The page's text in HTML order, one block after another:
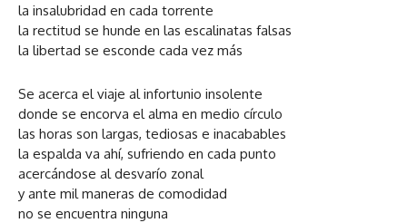
la insalubridad en cada torrente
la rectitud se hunde en las escalinatas falsas
la libertad se esconde cada vez más
Se acerca el viaje al infortunio insolente
donde se encorva el alma en medio círculo
las horas son largas, tediosas e inacabables
la espalda va ahí, sufriendo en cada punto
acercándose al desvarío zonal
y ante mil maneras de comodidad
no se encuentra ninguna